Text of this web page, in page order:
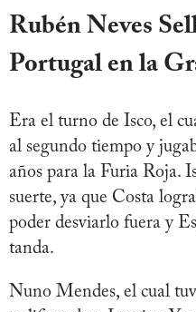
Rubén Neves
Portugal en la
Era el turno de Isco, el
al segundo tiempo y
años para la Furia Roja.
suerte, ya que Costa
poder desviarlo fuera y
tanda.
Nuno Mendes, el cual